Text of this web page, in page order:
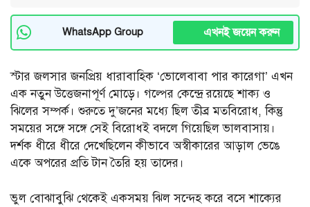
WhatsApp Group এখনই জয়েন করুন
স্টার জলসার জনপ্রিয় ধারাবাহিক ‘ভোলেবাবা পার কারেগা’ এখন
এক নতুন উত্তেজনাপূর্ণ মোড়ে। গল্পের কেন্দ্রে রয়েছে শাক্য ও
ঝিলের সম্পর্ক। শুরুতে দু’জনের মধ্যে ছিল তীব্র মতবিরোধ, কিন্তু
সময়ের সঙ্গে সঙ্গে সেই বিরোধই বদলে গিয়েছিল ভালবাসায়।
দর্শক ধীরে ধীরে দেখেছিলেন কীভাবে অস্বীকারের আড়াল ভেঙে
একে অপরের প্রতি টান তৈরি হয় তাদের।
ভুল বোঝাবুঝি থেকেই একসময় ঝিল সন্দেহ করে বসে শাক্যের